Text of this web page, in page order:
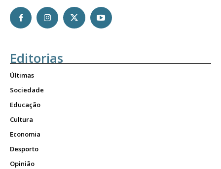
Editorias
Últimas
Sociedade
Educação
Cultura
Economia
Desporto
Opinião